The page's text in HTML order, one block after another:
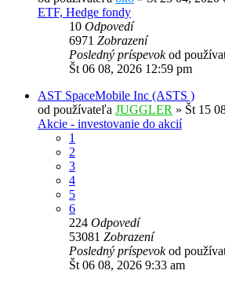
ETF, Hedge fondy
10 Odpovedí
6971 Zobrazení
Posledný príspevokod
Št 06 08, 2026 12:59 pm
AST SpaceMobile Inc (ASTS )
od používateľa JUGGLER » Št 15
Akcie - investovanie do akcií
1
2
3
4
5
6
224 Odpovedí
53081 Zobrazení
Posledný príspevokod
Št 06 08, 2026 9:33 am